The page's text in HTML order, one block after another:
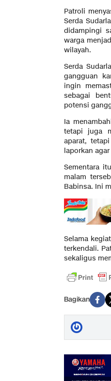
Patroli
Serda
didampingi
warga
wilayah.
Serda
gangguan
ingin
sebagai
potensi
Ia
tetapi juga
aparat,
laporkan
Sementara
malam
Babinsa. Ini
Selama
terkendali.
sekaligus
Bagikan